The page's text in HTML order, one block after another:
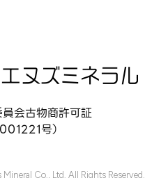
会古物商許可証
号）
Co., Ltd. All Rights Reserved.